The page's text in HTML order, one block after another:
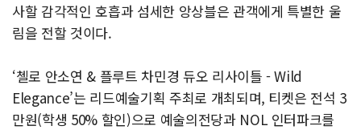
사할 감각적인 호흡과 섬세한 앙상블은 관객에게 특별한 울
림을 전할 것이다.
‘첼로 안소연 & 플루트 차민경 듀오 리사이틀 - Wild
Elegance’는 리드예술기획 주최로 개최되며, 티켓은 전석 3
만원(학생 50% 할인)으로 예술의전당과 NOL 인터파크를